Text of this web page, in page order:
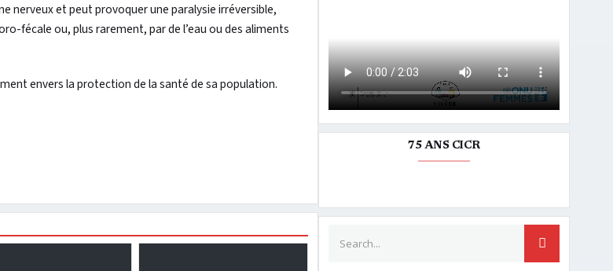
nerveux et peut provoquer une paralysie irréversible,
fécale ou, plus rarement, par de l’eau ou des aliments
envers la protection de la santé de sa population.
75 ANS CICR
SEARCH